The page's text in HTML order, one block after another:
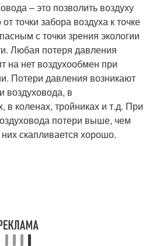
– это позволить воздуху
точки забора воздуха к точке
с точки зрения экологии
Любая потеря давления
на нет воздухообмен при
Потери давления возникают
воздуховода, в
в коленах, тройниках и т.д. При
потери выше, чем
скапливается хорошо.